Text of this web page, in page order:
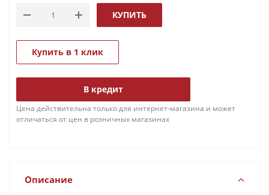
КУПИТЬ
Купить в 1 клик
В кредит
Цена действительна только для интернет-магазина и может
отличаться от цен в розничных магазинах
Описание